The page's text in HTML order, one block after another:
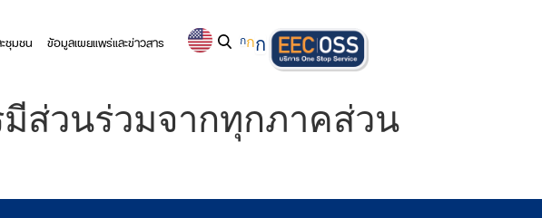
ชุมชน ข้อมูลเผยแพร่และข่าวสาร กกก
มีส่วนร่วมจากทุกภาคส่วน